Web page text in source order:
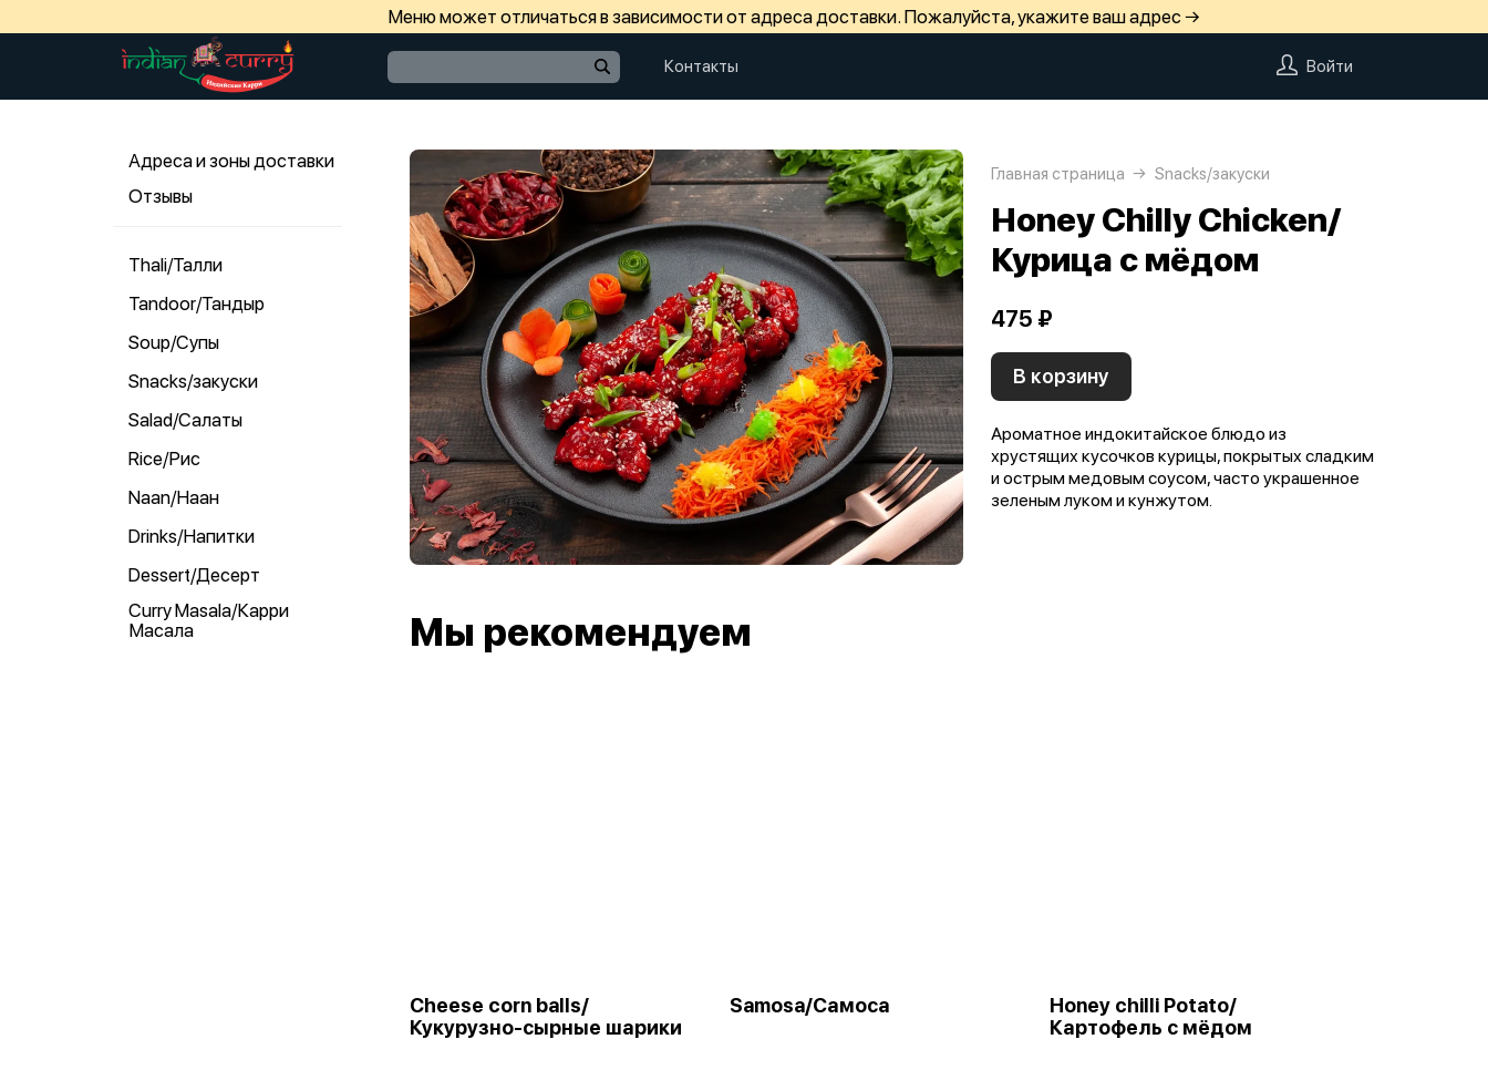
Меню может отличаться в зависимости от адреса доставки. Пожалуйста, укажите ваш адрес →
Контакты Войти
Адреса и зоны доставки
Отзывы
Thali/Талли
Tandoor/Тандыр
Soup/Супы
Snacks/закуски
Salad/Салаты
Rice/Рис
Naan/Наан
Drinks/Напитки
Dessert/Десерт
Curry Masala/Карри
Масала
Главная страница Snacks/закуски
Honey Chilly Chicken/
Курица с мёдом
475 ₽
В корзину
Ароматное индокитайское блюдо из
хрустящих кусочков курицы, покрытых сладким
и острым медовым соусом, часто украшенное
зеленым луком и кунжутом.
Мы рекомендуем
Cheese corn balls/
Кукурузно-сырные шарики
Samosa/Самоса
Honey chilli Potato/
Картофель с мёдом